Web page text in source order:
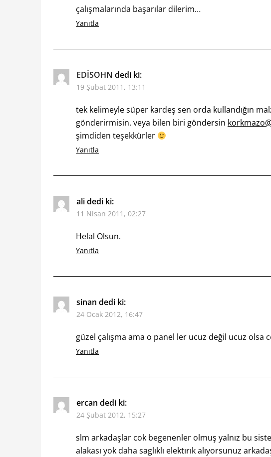
çalışmalarında başarılar dilerim…
Yanıtla
EDİSOHN dedi ki:
19 Şubat 2011, 13:11
tek kelimeyle süper kardeş sen orda kullandığın
gönderirmisin. veya bilen biri göndersin
şimdiden teşekkürler
Yanıtla
alidedi ki:
11 Nisan 2011, 02:27
Helal Olsun.
Yanıtla
sinan dedi ki:
24 Ocak 2012, 16:47
güzel çalışma ama o panel ler ucuz değil ucuz olsa
Yanıtla
ercan dedi ki:
24 Şubat 2012, 15:27
slm arkadaşlar cok begenenler olmuş yalnız bu
alakası yok daha saglıklı elektırık alıyorsunuz